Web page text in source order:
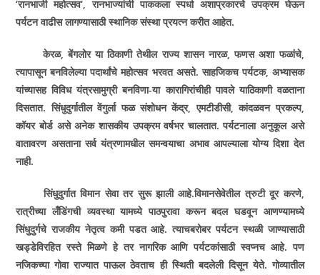
‘रानभाजी महोत्सव‘,रानभाज्यांची पाककला स्पर्धा अशाप्रकारचे उपक्रम घेऊन
पर्यटन वाढीस लागण्यासाठी स्थानिक संस्था प्रयत्न करीत आहेत.
केरळ,बेंगलोर या ठिकाणी तेथील राज्य शासन नारळ,फणस अशा फळांचे,
त्यापासून बनविलेल्या पदार्थांचे महोत्सव भरवत असते. साहजिकच पर्यटक, अभ्यासक
यांच्यासह विविध यंत्रसामुग्री बनविणा-या कारागिरांचीही पावले याठिकाणी वळताना
दिसतात. सिंधुदुर्गातील वेंगुर्ला फळ संशोधन केंद्र,एमटीडीसी,कांदळवन प्रकल्प,
कॉयर बोर्ड असे अनेक शासकीय उपक्रम वर्षभर चालतात. पर्यटनाला अनुकूल असे
वातावरण असताना सर्व यंत्रणामधील समन्वयाचा अभाव आपल्याला योग्य दिशा देत
नाही.
सिंधुदुर्गात विमान सेवा तर सुरू झाली आहे.विमानसेवेतील त्रुटी दूर करणे,
रात्रीच्या लँडिंगची व्यवस्था यामध्ये पाठपुरावा करून बदल घडवून आणण्यामध्ये
सिंधुदुर्गचे राजकीय नेतृत्व कमी पडत आहे. त्याचबरोबर पर्यटन स्थळी जाण्यासाठी
खड्डेविरहित रस्ते मिळणे हे तर नागरिक आणि पर्यटकांसाठी स्वप्नच आहे. पण
नजिकच्या गोवा राज्यात पाऊल ठेवताच ही स्थिती बदलेली दिसून येते. गोव्यातील